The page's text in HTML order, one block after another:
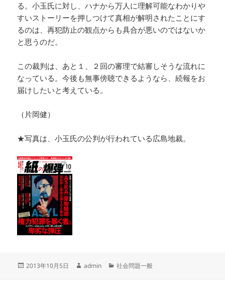
る。小玉氏に対し、ハナから万人に理解可能なわかりや
すいストーリーを押しつけて真相が解明されたことにす
るのは、再犯防止の観点からも具合が悪いのではないか
と思うのだ。
この裁判は、あと１、２回の審理で結審しそうな流れに
なっている。今後も無事傍聴できるようなら、続報をお
届けしたいと考えている。
（片岡健）
★写真は、小玉氏の公判が行われている広島地裁。
投
2013年10月5日
作
admin
カ
社会問題一般